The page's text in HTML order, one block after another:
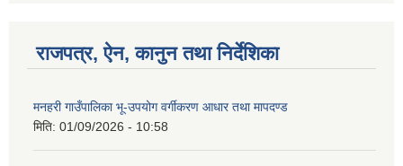
राजपत्र, ऐन, कानुन तथा निर्देशिका
मनहरी गाउँपालिका भू-उपयोग वर्गीकरण आधार तथा मापदण्ड
मिति: 01/09/2026 - 10:58